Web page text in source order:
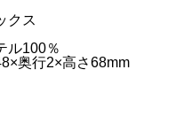
クス
ル100％
奥行2×高さ68mm